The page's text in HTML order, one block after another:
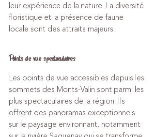
leur expérience de la nature. La diversité
floristique et la présence de faune
locale sont des attraits majeurs.
Points de vue spectaculaires
Les points de vue accessibles depuis les
sommets des Monts-Valin sont parmi les
plus spectaculaires de la région. Ils
offrent des panoramas exceptionnels
sur le paysage environnant, notamment